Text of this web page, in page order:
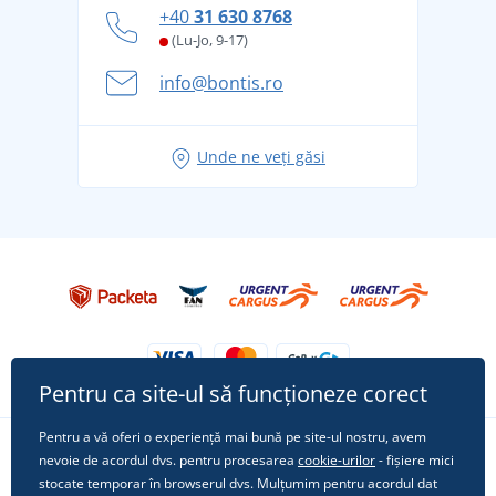
și în siguranță
Aventura de vară începe cu bagajul - pregătiți-vă
Tricoul preferat City în rol principal: ținute pentru
+4031 630 8768
(Lu-Jo, 9-17)
info@bontis.ro
Unde ne veți găsi
Urmărește-ne pe rețelele sociale
Pentru ca site-ul să funcționeze corect
Pentru a vă oferi o experiență mai bună pe site-ul nostru, avem
nevoie de acordul dvs. pentru procesarea cookie-urilor- fișiere mici
stocate temporar în browserul dvs. Mulțumim pentru acordul dat